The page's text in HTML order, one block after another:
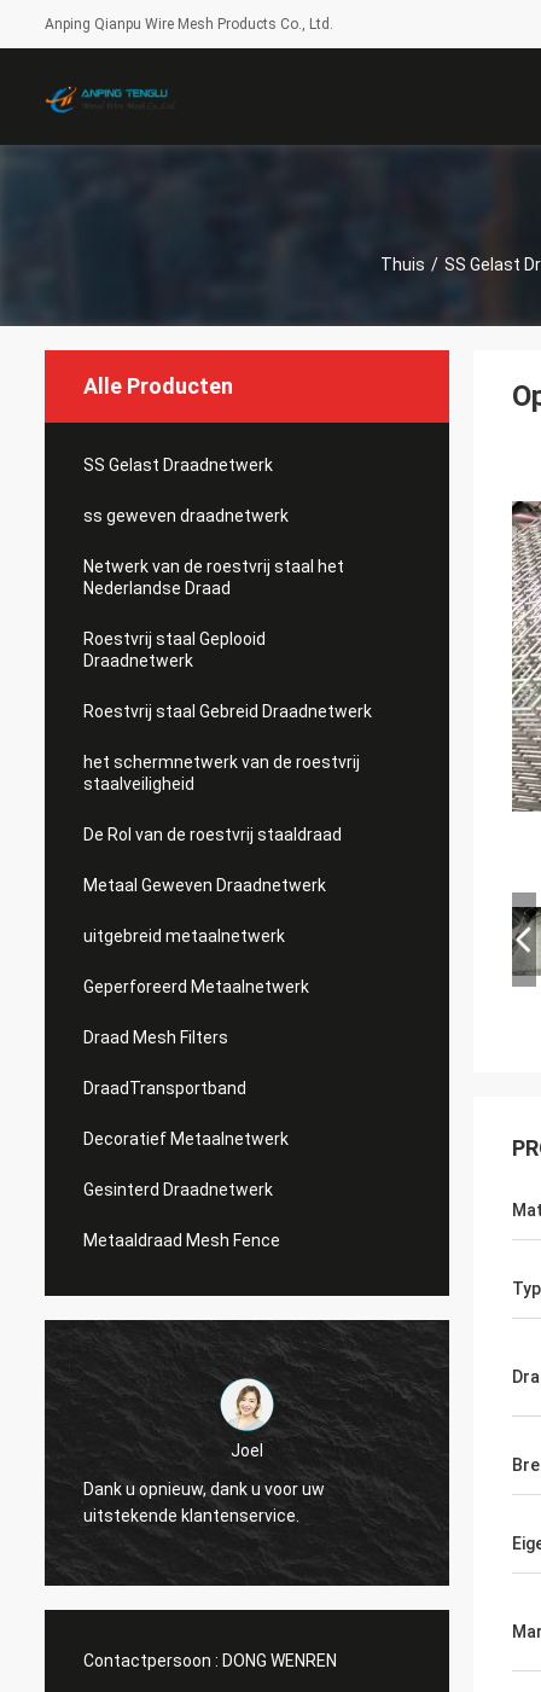
Anping Qianpu Wire Mesh Products Co., Ltd.
Thuis / SS Gelast
Alle Producten
SS Gelast Draadnetwerk
ss geweven draadnetwerk
Netwerk van de roestvrij staal het
Nederlandse Draad
Roestvrij staal Geplooid
Draadnetwerk
Roestvrij staal Gebreid Draadnetwerk
het schermnetwerk van de roestvrij
staalveiligheid
De Rol van de roestvrij staaldraad
Metaal Geweven Draadnetwerk
uitgebreid metaalnetwerk
Geperforeerd Metaalnetwerk
Draad Mesh Filters
DraadTransportband
Decoratief Metaalnetwerk
Gesinterd Draadnetwerk
Metaaldraad Mesh Fence
Joel
opnieuw, dank u voor uw
klantenservice.
Dank u opnieuw, dank u
uitstekende
Contactpersoon : DONG WENREN